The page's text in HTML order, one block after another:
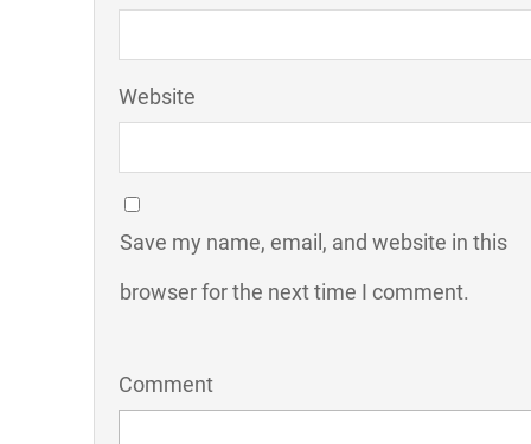
Website
Save my name, email, and website in this
browser for the next time I comment.
Comment